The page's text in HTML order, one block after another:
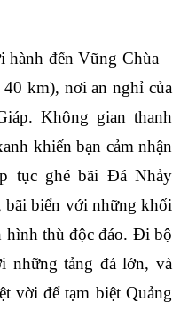
hành đến Vũng Chùa –
km), nơi an nghỉ của
Không gian thanh
khiến bạn cảm nhận
tục ghé bãi Đá Nhảy
bãi biển với những khối
hình thù độc đáo. Đi bộ
những tảng đá lớn, và
vời để tạm biệt Quảng